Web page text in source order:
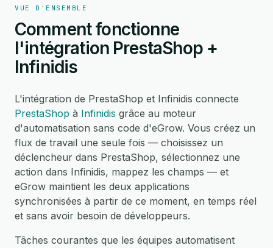
VUE D'ENSEMBLE
Comment fonctionne
l'intégration PrestaShop +
Infinidis
L'intégration de PrestaShop et Infinidis connecte
PrestaShop à Infinidis grâce au moteur
d'automatisation sans code d'eGrow. Vous créez un
flux de travail une seule fois — choisissez un
déclencheur dans PrestaShop, sélectionnez une
action dans Infinidis, mappez les champs — et
eGrow maintient les deux applications
synchronisées à partir de ce moment, en temps réel
et sans avoir besoin de développeurs.
Tâches courantes que les équipes automatisent